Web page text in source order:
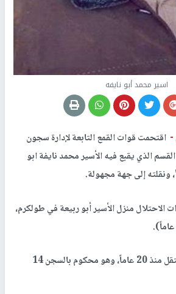
اسير محمد أبو نايفه
- اقتحمت قوات القمع التابعة لإدارة سجون
الذي يقبع فيه الأسير محمد نايفة ابو
إلى جهة مجهولة.
الاحتلال منزل الأسير أبو ربيعة في طولكرم،
يذكر أن الأسير محمد معتقل منذ 20 عاماً، وهو محكوم بالسجن 14